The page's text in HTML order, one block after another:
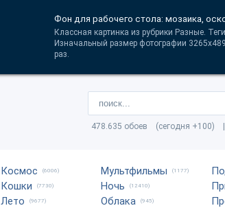
Фон для рабочего стола: мозаика,
Классная картинка из рубрики Разные.
Изначальный размер фотографии
раз.
478.635 обоев (сегодня +100)
Космос (6006)
Кошки (7730)
Лето (9677)
Мультфильмы (1177)
Ночь (12410)
Облака (945)